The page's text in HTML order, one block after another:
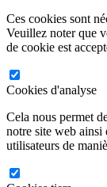
Ces cookies sont
Veuillez noter que
de cookie est
Cookies d'analyse
Cela nous permet
notre site web ainsi
utilisateurs de